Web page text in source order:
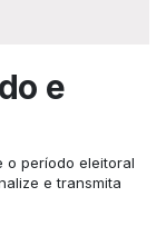
e
o período eleitoral
e transmita